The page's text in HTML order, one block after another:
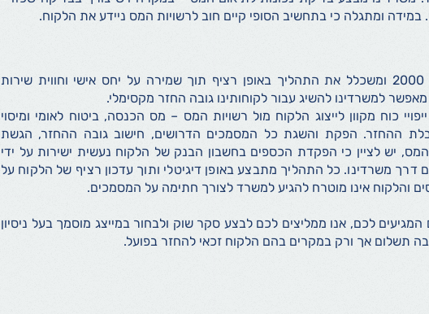
ומתגלה כי בתחשיב הסופי קיים חוב לרשויות המס ניידע את הלקוח.
משרדינו עוסק בתחום החזרי המס משנת 2000 ומשכלל את התהליך באופן רציף תוך שמירה על יחס אישי וחווית שירות
למשרדינו להשיג עבור לקוחותינו גובה החזר מקסימלי.
כוח מקוון לייצוג הלקוח מול רשויות המס – מס הכנסה, ביטוח לאומי ומיסוי
ההחזר. הפקת והשגת כל המסמכים הדרושים, חישוב גובה ההחזר, הגשת
יש לציין כי הפקדת הכספים בחשבון הבנק של הלקוח נעשית ישירות על ידי
דרך משרדינו. כל התהליך מתבצע באופן דיגיטלי ותוך עדכון רציף של הלקוח על
והלקוח אינו מוטרח להגיע למשרד לצורך חתימה על המסמכים.
לכם, אנו ממליצים לכם לבצע סקר שוק ולבחור במייצג מוסמך בעל ניסיון
תשלום אך ורק במקרים בהם הלקוח זכאי להחזר בפועל.